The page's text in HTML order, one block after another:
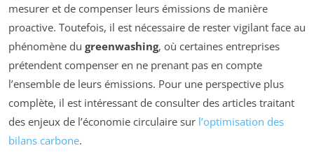
mesurer et de compenser leurs émissions de manière
proactive. Toutefois, il est nécessaire de rester vigilant face au
phénomène du greenwashing, où certaines entreprises
prétendent compenser en ne prenant pas en compte
l’ensemble de leurs émissions. Pour une perspective plus
complète, il est intéressant de consulter des articles traitant
des enjeux de l’économie circulaire sur l’optimisation des
bilans carbone.